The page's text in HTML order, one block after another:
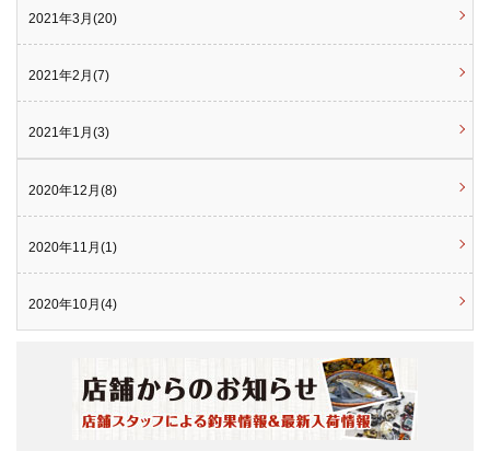
2021年3月(20)
2021年2月(7)
2021年1月(3)
2020年12月(8)
2020年11月(1)
2020年10月(4)